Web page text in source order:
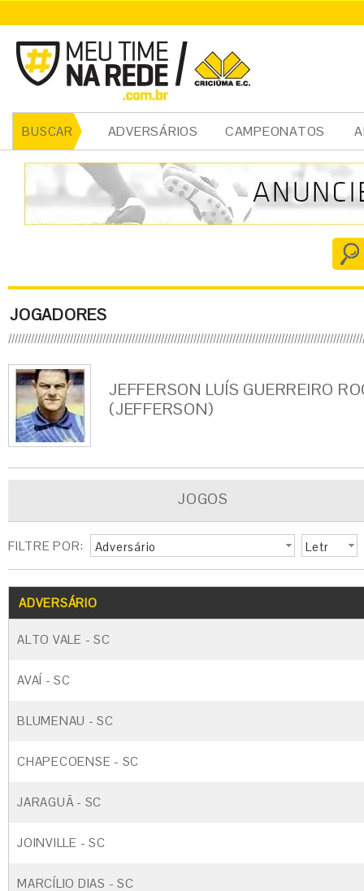
BUSCAR ADVERSÁRIOS CAMPEONATOS
JOGADORES
JEFFERSON LUÍS GUERREIRO
(JEFFERSON)
JOGOS
FILTRE POR: Adversário
Letr
ADVERSÁRIO
ALTO VALE - SC
AVAÍ - SC
BLUMENAU - SC
CHAPECOENSE - SC
JARAGUÃ - SC
JOINVILLE - SC
MARCÍLIO DIAS - SC